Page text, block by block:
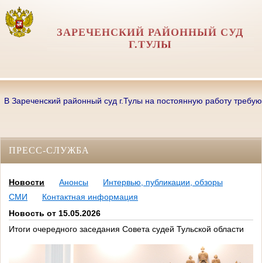
ЗАРЕЧЕНСКИЙ РАЙОННЫЙ СУД
Г.ТУЛЫ
районный суд г.Тулы на постоянную работу
ПРЕСС-СЛУЖБА
Новости Анонсы
Интервью, публикации, обзоры
СМИ
Контактная информация
Новость от 15.05.2026
Итоги очередного заседания Совета судей Тульской области